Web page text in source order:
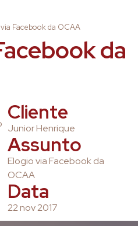
Facebook da OCAA
da
Cliente
Junior Henrique
Assunto
Elogio via Facebook da
OCAA
Data
22 nov 2017